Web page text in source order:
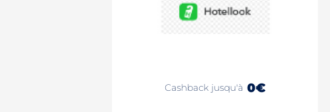
Cashback jusqu'à 0€